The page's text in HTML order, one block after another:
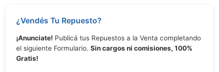
¿Vendés Tu Repuesto?
¡Anunciate! Publicá tus Repuestos a la Venta completando
el siguiente Formulario. Sin cargos ni comisiones, 100%
Gratis!